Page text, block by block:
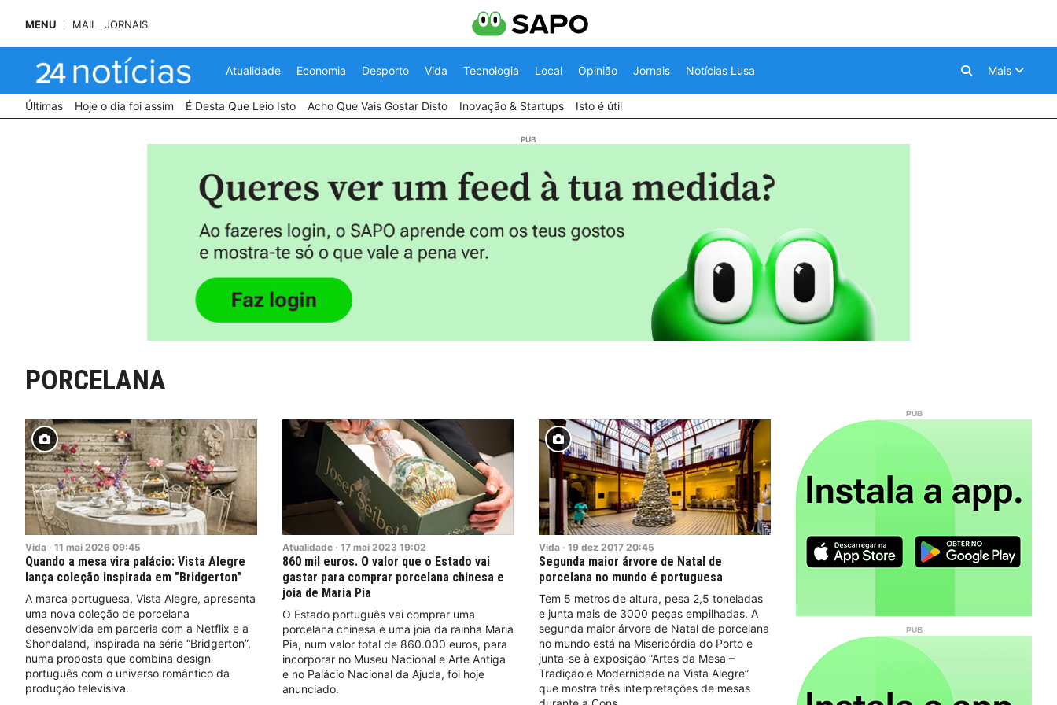
MENU MAIL JORNAIS
Atualidade Economia Desporto Vida Tecnologia Local Opinião Jornais Notícias Lusa Mais
Últimas Hoje o dia foi assim É Desta Que Leio Isto Acho Que Vais Gostar Disto Inovação & Startups Isto é útil
PORCELANA
Vida · 11 mai 2026 09:45
Quando a mesa vira palácio: Vista Alegre
lança coleção inspirada em "Bridgerton"
A marca portuguesa, Vista Alegre, apresenta
uma nova coleção de porcelana
desenvolvida em parceria com a Netflix e a
Shondaland, inspirada na série “Bridgerton”,
numa proposta que combina design
português com o universo romântico da
produção televisiva.
Atualidade · 17 mai 2023 19:02
860 mil euros. O valor que o Estado vai
gastar para comprar porcelana chinesa e
joia de Maria Pia
O Estado português vai comprar uma
porcelana chinesa e uma joia da rainha Maria
Pia, num valor total de 860.000 euros, para
incorporar no Museu Nacional e Arte Antiga
e no Palácio Nacional da Ajuda, foi hoje
anunciado.
Vida · 19 dez 2017 20:45
Segunda maior árvore de Natal de
porcelana no mundo é portuguesa
Tem 5 metros de altura, pesa 2,5 toneladas
e junta mais de 3000 peças empilhadas. A
segunda maior árvore de Natal de porcelana
no mundo está na Misericórdia do Porto e
junta-se à exposição “Artes da Mesa –
Tradição e Modernidade na Vista Alegre”
que mostra três interpretações de mesas